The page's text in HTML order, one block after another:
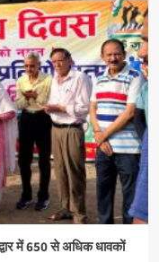
में 650 से अधिक धावकों